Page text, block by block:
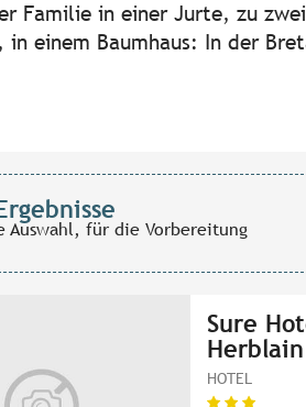
Familie in einer Jurte, zu
einem Baumhaus: In der
Auswahl, für die Vorbereitung
Sure
Herblain
HOTEL